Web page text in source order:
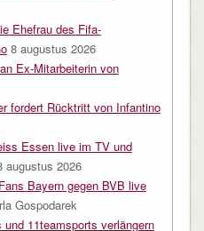
Ehefrau des Fifa-
8 augustus 2026
Ex-Mitarbeiterin von
fordert Rücktritt von Infantino
Essen live im TV und
augustus 2026
Bayern gegen BVB live
Gospodarek
11teamsports verlängern